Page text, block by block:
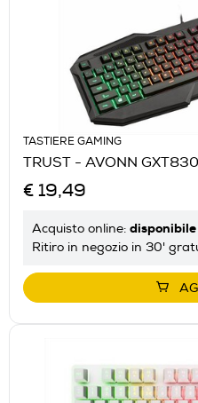
TASTIERE GAMING
TRUST - AVONN
€ 19,49
Acquisto online: disponibile
Ritiro in negozio in 30'